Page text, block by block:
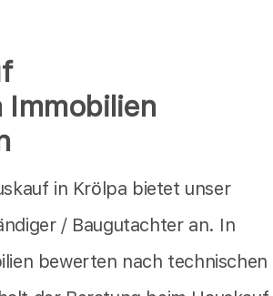
Immobilien
in Krölpa bietet unser
/ Baugutachter an. In
bewerten nach technischen